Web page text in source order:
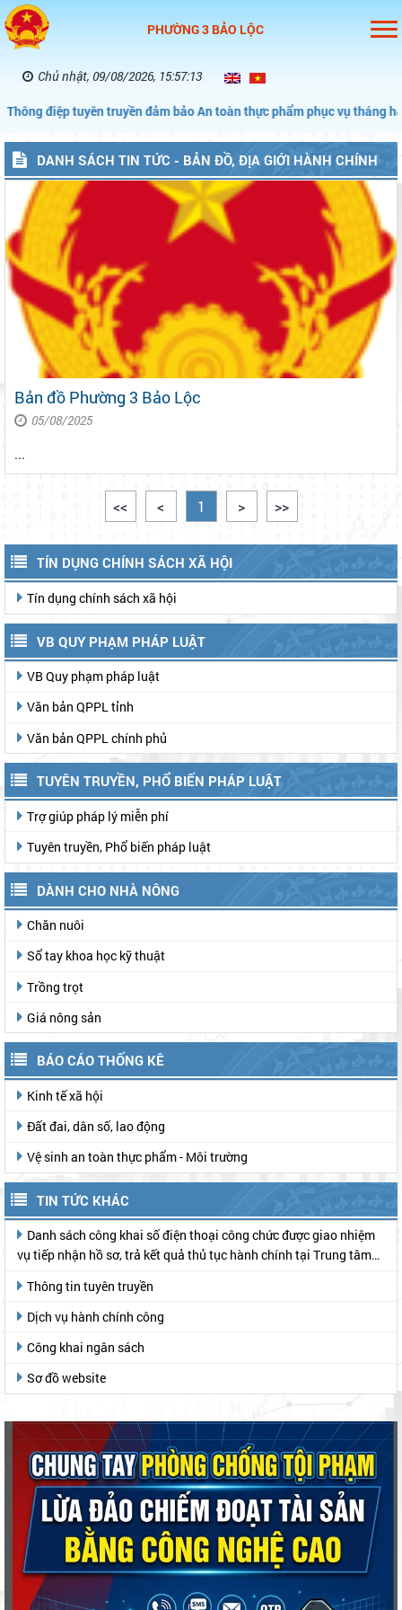
PHƯỜNG 3 BẢO LỘC
Chủ nhật, 09/08/2026, 15:57:14
tuyên truyền đảm bảo An toàn thực phẩm phục vụ tháng hành động
DANH SÁCH TIN TỨC - BẢN ĐỒ, ĐỊA GIỚI HÀNH CHÍNH
Bản đồ Phường 3 Bảo Lộc
05/08/2025
...
<< < 1 > >>
TÍN DỤNG CHÍNH SÁCH XÃ HỘI
Tín dụng chính sách xã hội
VB QUY PHẠM PHÁP LUẬT
VB Quy phạm pháp luật
Văn bản QPPL tỉnh
Văn bản QPPL chính phủ
TUYÊN TRUYỀN, PHỔ BIẾN PHÁP LUẬT
Trợ giúp pháp lý miễn phí
Tuyên truyền, Phổ biến pháp luật
DÀNH CHO NHÀ NÔNG
Chăn nuôi
Sổ tay khoa học kỹ thuật
Trồng trọt
Giá nông sản
BÁO CÁO THỐNG KÊ
Kinh tế xã hội
Đất đai, dân số, lao động
Vệ sinh an toàn thực phẩm - Môi trường
TIN TỨC KHÁC
vụ tiếp nhận hồ sơ, trả kết quả thủ tục hành chính tại Trung tâm
Thông tin tuyên truyền
Dịch vụ hành chính công
Công khai ngân sách
Sơ đồ website